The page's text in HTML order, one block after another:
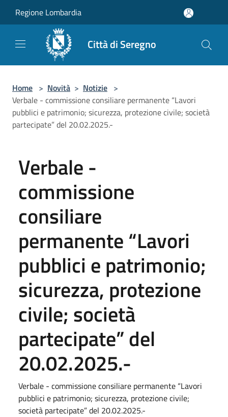
Regione Lombardia
Città di Seregno
Home > Novità > Notizie >
Verbale - commissione consiliare permanente “Lavori
pubblici e patrimonio; sicurezza, protezione civile; società
partecipate” del 20.02.2025.-
Verbale -
commissione
consiliare
permanente “Lavori
pubblici e patrimonio;
sicurezza, protezione
civile; società
partecipate” del
20.02.2025.-
Verbale - commissione consiliare permanente “Lavori
pubblici e patrimonio; sicurezza, protezione civile;
società partecipate” del 20.02.2025.-